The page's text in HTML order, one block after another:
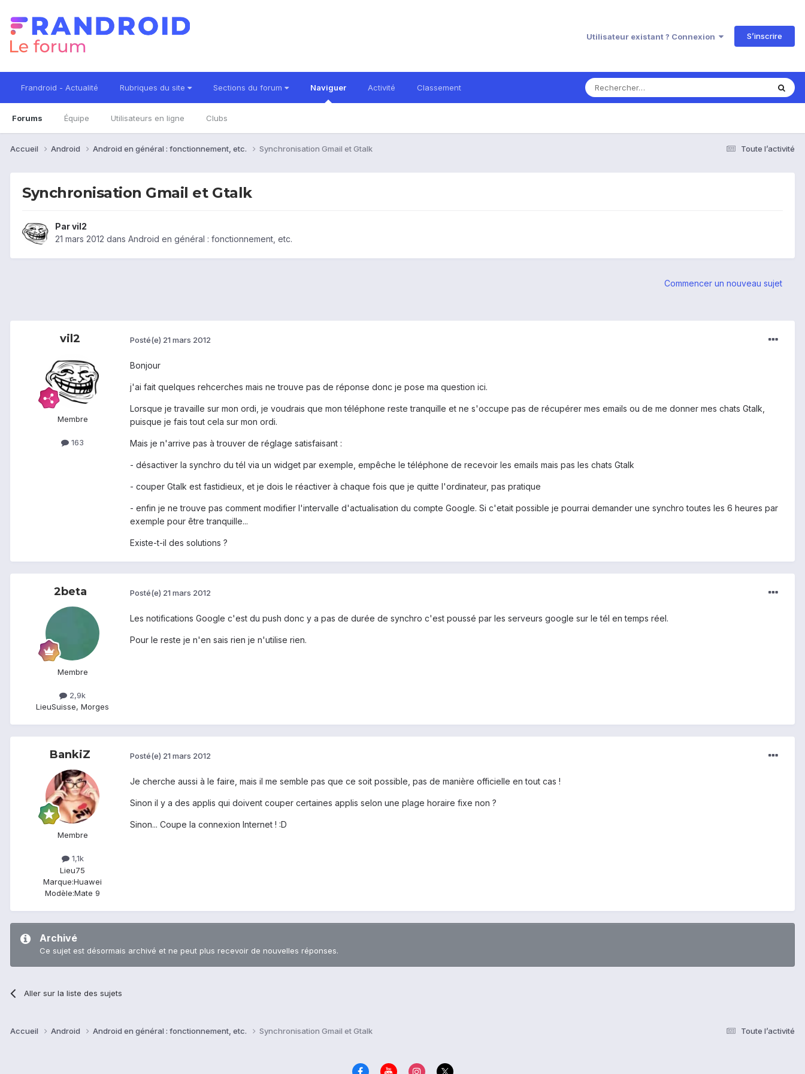
Utilisateur existant ? Connexion S’inscrire
Frandroid - Actualité Rubriques du site Sections du forum Naviguer
Forums Équipe Utilisateurs en ligne Clubs
Activité Classement
Toute l’activité
Accueil Android Android en général : fonctionnement, etc. Synchronisation Gmail et Gtalk
Synchronisation Gmail et Gtalk
Parvil2
21 mars 2012 dans Android en général : fonctionnement, etc.
Commencer un nouveau sujet
vil2
Membre
163
Posté(e) 21 mars 2012
Bonjour
j'ai fait quelques rehcerches mais ne trouve pas de réponse donc je pose ma question ici.
Lorsque je travaille sur mon ordi, je voudrais que mon téléphone reste tranquille et ne s'occupe pas de récupérer mes emails ou de me donner mes chats Gtalk,
puisque je fais tout cela sur mon ordi.
Mais je n'arrive pas à trouver de réglage satisfaisant :
- désactiver la synchro du tél via un widget par exemple, empêche le téléphone de recevoir les emails mais pas les chats Gtalk
- couper Gtalk est fastidieux, et je dois le réactiver à chaque fois que je quitte l'ordinateur, pas pratique
- enfin je ne trouve pas comment modifier l'intervalle d'actualisation du compte Google. Si c'etait possible je pourrai demander une synchro toutes les 6 heures par
exemple pour être tranquille...
Existe-t-il des solutions ?
2beta
Membre
2,9k
LieuSuisse, Morges
Posté(e) 21 mars 2012
Les notifications Google c'est du push donc y a pas de durée de synchro c'est poussé par les serveurs google sur le tél en temps réel.
Pour le reste je n'en sais rien je n'utilise rien.
BankiZ
Membre
1,1k
Lieu75
Marque:Huawei
Modèle:Mate 9
Posté(e) 21 mars 2012
Je cherche aussi à le faire, mais il me semble pas que ce soit possible, pas de manière officielle en tout cas !
Sinon il y a des applis qui doivent couper certaines applis selon une plage horaire fixe non ?
Sinon... Coupe la connexion Internet ! :D
Archivé
Ce sujet est désormais archivé et ne peut plus recevoir de nouvelles réponses.
Aller sur la liste des sujets
Toute l’activité
Accueil Android Android en général : fonctionnement, etc. Synchronisation Gmail et Gtalk